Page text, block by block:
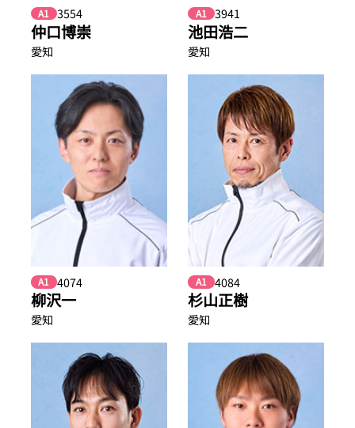
A1 3554
仲口博崇
愛知
A1 3941
池田浩二
愛知
A1 4074
柳沢一
愛知
A1 4084
杉山正樹
愛知